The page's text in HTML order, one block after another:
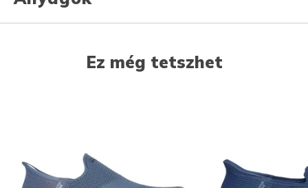
Ez még tetszhet